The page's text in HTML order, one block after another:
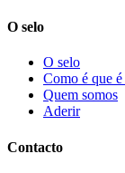
O selo
O selo
Como é que
Quem somos
Aderir
Contacto